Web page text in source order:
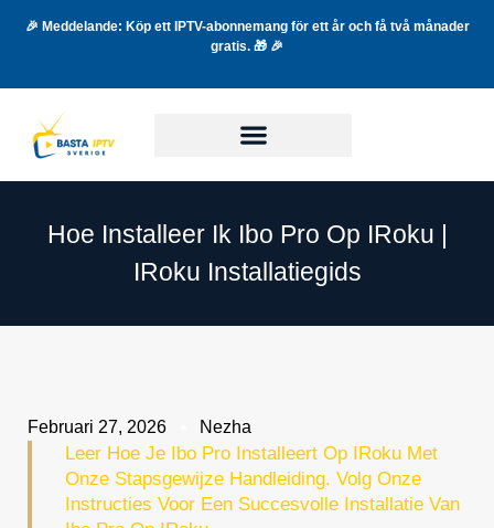
🎉 Meddelande: Köp ett IPTV-abonnemang för ett år och få två månader
gratis. 🎁 🎉
Hoe Installeer Ik Ibo Pro Op IRoku |
IRoku Installatiegids
Februari 27, 2026 Nezha
Leer Hoe Je Ibo Pro Installeert Op IRoku Met
Onze Stapsgewijze Handleiding. Volg Onze
Instructies Voor Een Succesvolle Installatie Van